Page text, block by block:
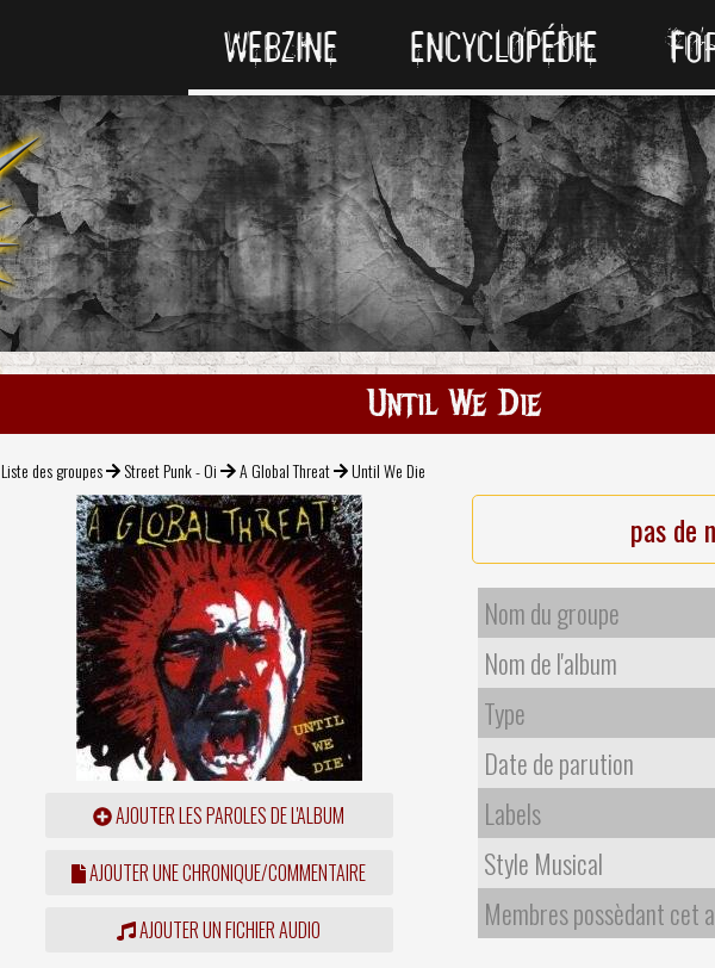
WEBZINE ENCYCLOPÉDIE
Until We Die
Liste des groupes Street Punk - Oi A Global Threat Until We Die
AJOUTER LES PAROLES DE L'ALBUM
AJOUTER UNE CHRONIQUE/COMMENTAIRE
AJOUTER UN FICHIER AUDIO
pas de
Nom du groupe
Nom de l'album
Type
Date de parution
Labels
Style Musical
Membres possèdant cet